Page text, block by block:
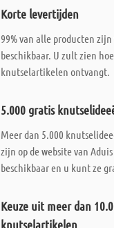
Korte levertijden
99% van alle producten
beschikbaar. U zult zien
knutselartikelen ontvangt.
5.000 gratis
Meer dan 5.000
zijn op de website van
beschikbaar en u kunt ze
Keuze uit meer dan
knutselartikelen